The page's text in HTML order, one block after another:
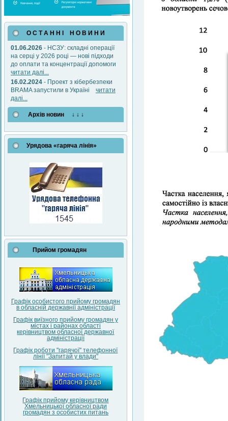
О С Т А Н Н І Н О В И Н И
01.06.2026 - НСЗУ: складні операції
на серці у 2026 році — нові підходи
до оплати та концентрації допомоги
читати далі...
16.02.2024 - Проект з кібербезпеки
BRAMA запустили в Україні читати
далі...
Архів новин ↓ ↓ ↓
Урядова «гаряча лінія»
Прийом громадян
Графік особистого прийому громадян
в обласній державнії адміністрації
Графік виїзного прийому громадян у
містах і районах області
керівництвом обласної державної
адміністрації
Графік роботи "гарячої" телефонної
лінії "Запитай у влади"
Графік прийому керівництвом
Хмельницької обласної ради
громадян з особистих питань